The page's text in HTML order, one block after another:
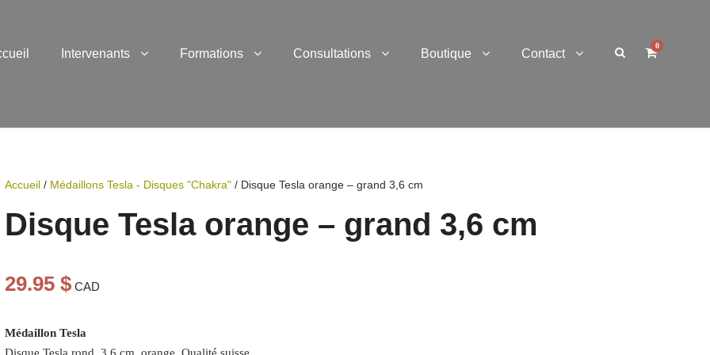
Intervenants Formations Consultations Boutique Contact
0
Accueil / Médaillons Tesla - Disques "Chakra" / Disque Tesla orange – grand 3,6 cm
Disque Tesla orange – grand 3,6 cm
29.95$ CAD
Médaillon Tesla